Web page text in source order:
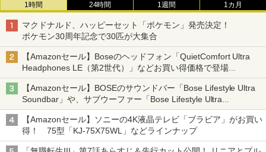
1時間 24時間 1週間 1カ月
マクドナルド、ハッピーセット「ポケモン」発売決定！
ポケモン30周年記念で30匹が大集合
【Amazonセール】Boseのヘッドフォン「QuietComfort Ultra
Headphones LE（第2世代）」などお買い得価格で登場
イマーシブオーディオで臨場感ある音楽体験が楽しめる
【Amazonセール】BOSEのサウンドバー「Bose Lifestyle Ultra
Soundbar」や、サブウーファー「Bose Lifestyle Ultra
Subwoofer」などお買い得！
【Amazonセール】ソニーの4K液晶テレビ「ブラビア」がお買い
得！ 75型「KJ-75X75WL」などラインナップ